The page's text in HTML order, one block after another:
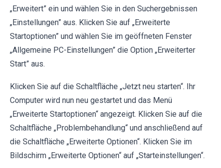
„Erweitert” ein und wählen Sie in den Suchergebnissen
„Einstellungen” aus. Klicken Sie auf „Erweiterte
Startoptionen” und wählen Sie im geöffneten Fenster
„Allgemeine PC-Einstellungen” die Option „Erweiterter
Start” aus.
Klicken Sie auf die Schaltfläche „Jetzt neu starten“. Ihr
Computer wird nun neu gestartet und das Menü
„Erweiterte Startoptionen“ angezeigt. Klicken Sie auf die
Schaltfläche „Problembehandlung“ und anschließend auf
die Schaltfläche „Erweiterte Optionen“. Klicken Sie im
Bildschirm „Erweiterte Optionen“ auf „Starteinstellungen“.